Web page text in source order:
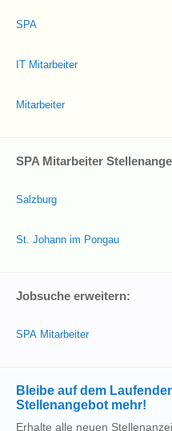
SPA
IT Mitarbeiter
Mitarbeiter
SPA Mitarbeiter
Salzburg
St. Johann im Pongau
Jobsuche erweitern:
SPA Mitarbeiter
Bleibe auf dem
Stellenangebot mehr!
Erhalte alle neuen